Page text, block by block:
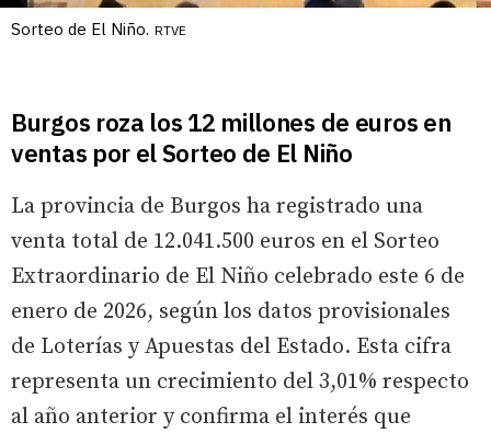
Sorteo de El Niño. RTVE
Burgos roza los 12 millones de euros en
ventas por el Sorteo de El Niño
La provincia de Burgos ha registrado una
venta total de 12.041.500 euros en el Sorteo
Extraordinario de El Niño celebrado este 6 de
enero de 2026, según los datos provisionales
de Loterías y Apuestas del Estado. Esta cifra
representa un crecimiento del 3,01% respecto
al año anterior y confirma el interés que